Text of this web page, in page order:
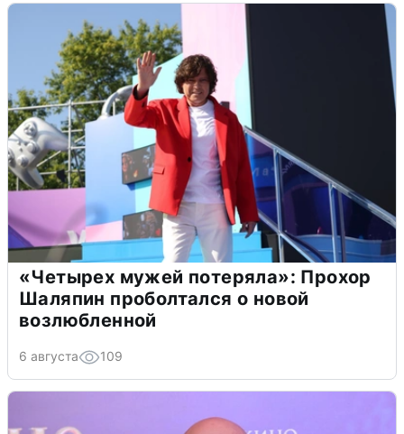
«Четырех мужей потеряла»: Прохор
Шаляпин проболтался о новой
возлюбленной
6 августа 109